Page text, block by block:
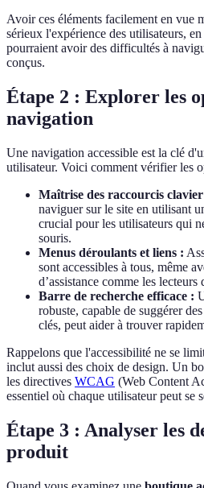
Avoir ces éléments facilement en vue
sérieux l'expérience des utilisateurs,
pourraient avoir des difficultés à
conçus.
Étape 2 : Explorer les
navigation
Une navigation accessible est la clé
utilisateur. Voici comment vérifier les
Maîtrise des raccourcis
naviguer sur le site en utilisant
crucial pour les utilisateurs qui
souris.
Menus déroulants et liens :
sont accessibles à tous, même
d’assistance comme les lecteurs
Barre de recherche efficace :
robuste, capable de suggérer
clés, peut aider à trouver
Rappelons que l'accessibilité ne se
inclut aussi des choix de design. Un
les directives WCAG (Web Content
essentiel où chaque utilisateur peut se
Étape 3 : Analyser les
produit